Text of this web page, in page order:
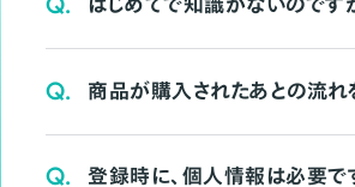
Q. 商品が購入されたあとの流れ
Q. 登録時に、個人情報は必要で